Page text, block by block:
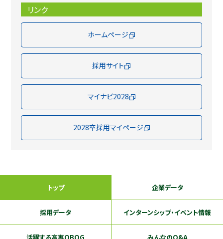
リンク
ホームページ
採用サイト
マイナビ2028
2028卒採用マイページ
トップ 企業データ
採用データ インターンシップ・イベント情報
活躍する高専OBOG みんなのQ&A